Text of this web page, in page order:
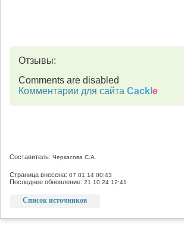
Отзывы:
Comments are disabled
Комментарии для сайта Cackl e
Составитель: Черкасова С.А.
Страница внесена: 07.01.14 00:43
Последнее обновление: 21.10.24 12:41
Список источников